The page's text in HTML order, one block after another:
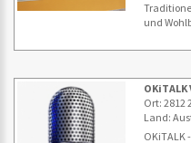
und
Ort: 2812
Land:
OKiTALK